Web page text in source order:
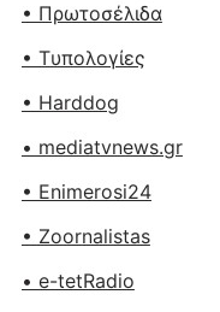
• Πρωτοσέλιδα
• Tυπολογίες
• Harddog
• mediatvnews.gr
• Enimerosi24
• Zoornalistas
• e-tetRadio